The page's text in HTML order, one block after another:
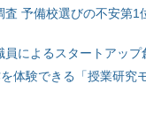
予備校選びの不安第1
によるスタートアップ
体験できる「授業研究